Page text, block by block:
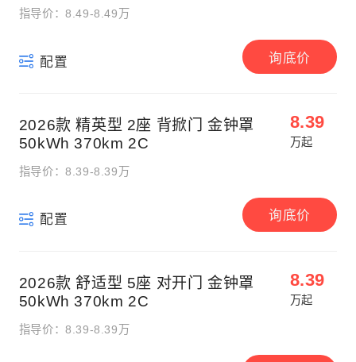
指导价：8.49-8.49万
配置 询底价
2026款 精英型 2座 背掀门 金钟罩
50kWh 370km 2C
8.39
万起
指导价：8.39-8.39万
配置 询底价
2026款 舒适型 5座 对开门 金钟罩
50kWh 370km 2C
8.39
万起
指导价：8.39-8.39万